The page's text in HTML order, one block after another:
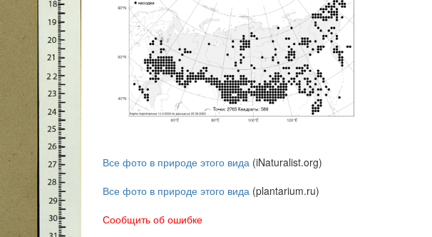
Все фото в природе этого вида (iNaturalist.org)
Все фото в природе этого вида (plantarium.ru)
Сообщить об ошибке